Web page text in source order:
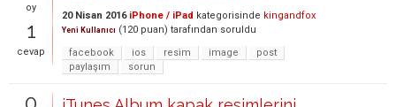
oy
1
cevap
20 Nisan 2016 iPhone / iPad kategorisinde kingandfox
Yeni Kullanıcı (120 puan) tarafından soruldu
facebook
ios resim image
post
paylaşım
sorun